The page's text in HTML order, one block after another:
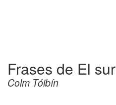
Frases de El sur
Colm Tóibín